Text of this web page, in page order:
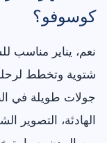
كوسوفو؟
نعم، يناير مناسب
شتوية وتخطط
جولات طويلة في
الهادئة، التصوير